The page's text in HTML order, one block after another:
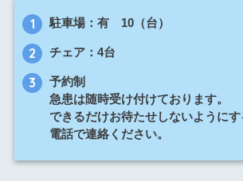
駐車場：有 10（台）
チェア：4台
予約制
急患は随時受け付けております。
できるだけお待たせしないように
電話で連絡ください。